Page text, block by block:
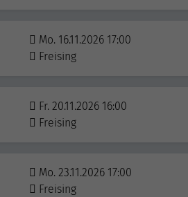
Mo. 16.11.2026 17:00
Freising
Fr. 20.11.2026 16:00
Freising
Mo. 23.11.2026 17:00
Freising